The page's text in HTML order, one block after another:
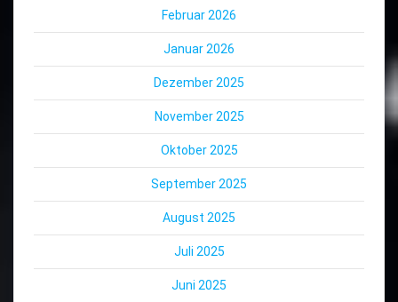
Februar 2026
Januar 2026
Dezember 2025
November 2025
Oktober 2025
September 2025
August 2025
Juli 2025
Juni 2025